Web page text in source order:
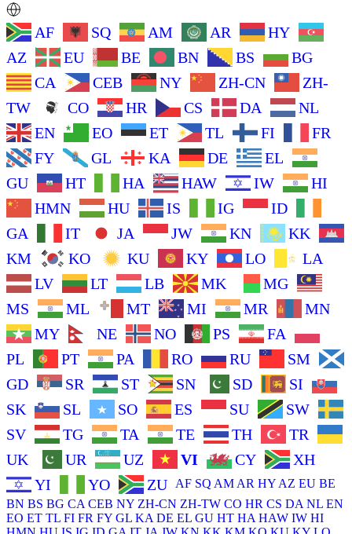
AF SQ AM AR
HY
AZ
EU BE BN BS
BG
CA
CEB NY ZH-CN
ZH-
TW
CO HR CS DA
NL
EN
EO ET TL FI
FR
FY
GL KA DE
EL
GU
HT HA HAW IW
HI
HMN
HU IS IG
ID
GA
IT JA JW KN
KK
KM
KO KU KY LO
LA
LV
LT LB MK
MG
MS
ML MT MI MR
MN
MY
NE NO PS
FA
PL
PT PA RO RU
SM
GD
SR ST SN SD
SI
SK
SL SO ES SU
SW
SV
TG TA TE TH
TR
UK
UR UZ VI CY
XH
YI
YO ZU AF SQ AM AR HY AZ EU BE
BN BS BG CA CEB NY ZH-CN ZH-TW CO HR CS DA NL EN
EO ET TL FI FR FY GL KA DE EL GU HT HA HAW IW HI